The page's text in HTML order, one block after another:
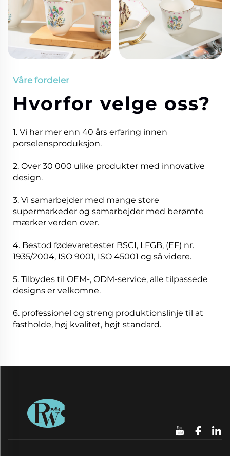
Våre fordeler
Hvorfor velge oss?
1. Vi har mer enn 40 års erfaring innen
porselensproduksjon.
2. Over 30 000 ulike produkter med innovative
design.
3. Vi samarbejder med mange store
supermarkeder og samarbejder med berømte
mærker verden over.
4. Bestod fødevaretester BSCI, LFGB, (EF) nr.
1935/2004, ISO 9001, ISO 45001 og så videre.
5. Tilbydes til OEM-, ODM-service, alle tilpassede
designs er velkomne.
6. professionel og streng produktionslinje til at
fastholde, høj kvalitet, højt standard.